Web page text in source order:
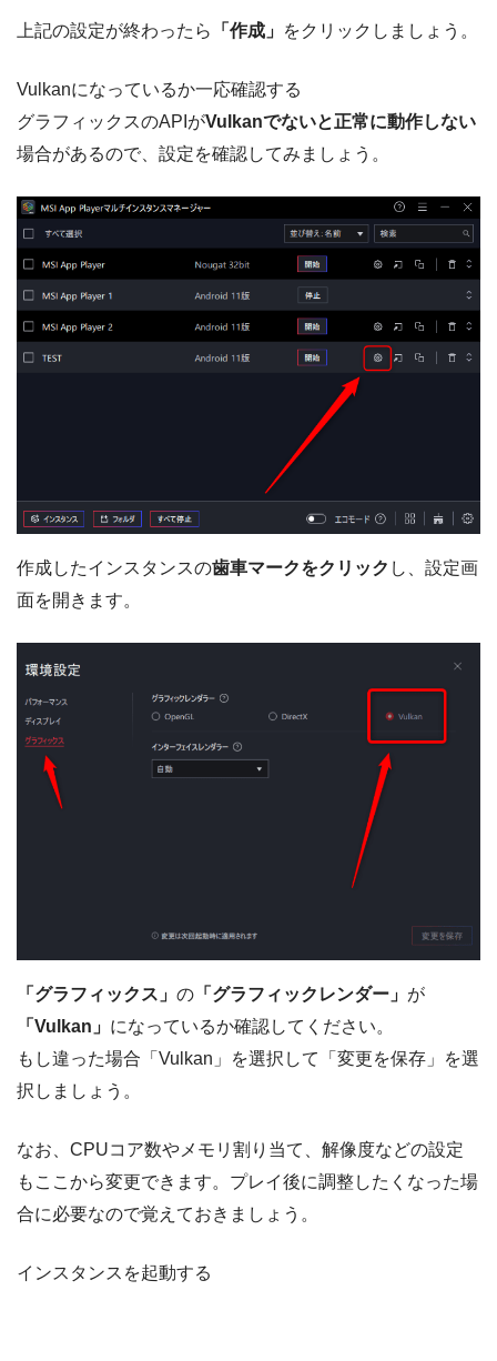
上記の設定が終わったら 「作成」 をクリックしましょう。
Vulkanになっているか一応確認する
グラフィックスのAPIがVulkanでないと正常に動作しない
場合があるので、設定を確認してみましょう。
作成したインスタンスの歯車マークをクリック し、設定画
面を開きます。
「グラフィックス」 の 「グラフィックレンダー」 が
「Vulkan」 になっているか確認してください。
もし違った場合「Vulkan」を選択して「変更を保存」を選
択しましょう。
なお、CPUコア数やメモリ割り当て、解像度などの設定
もここから変更できます。プレイ後に調整したくなった場
合に必要なので覚えておきましょう。
インスタンスを起動する